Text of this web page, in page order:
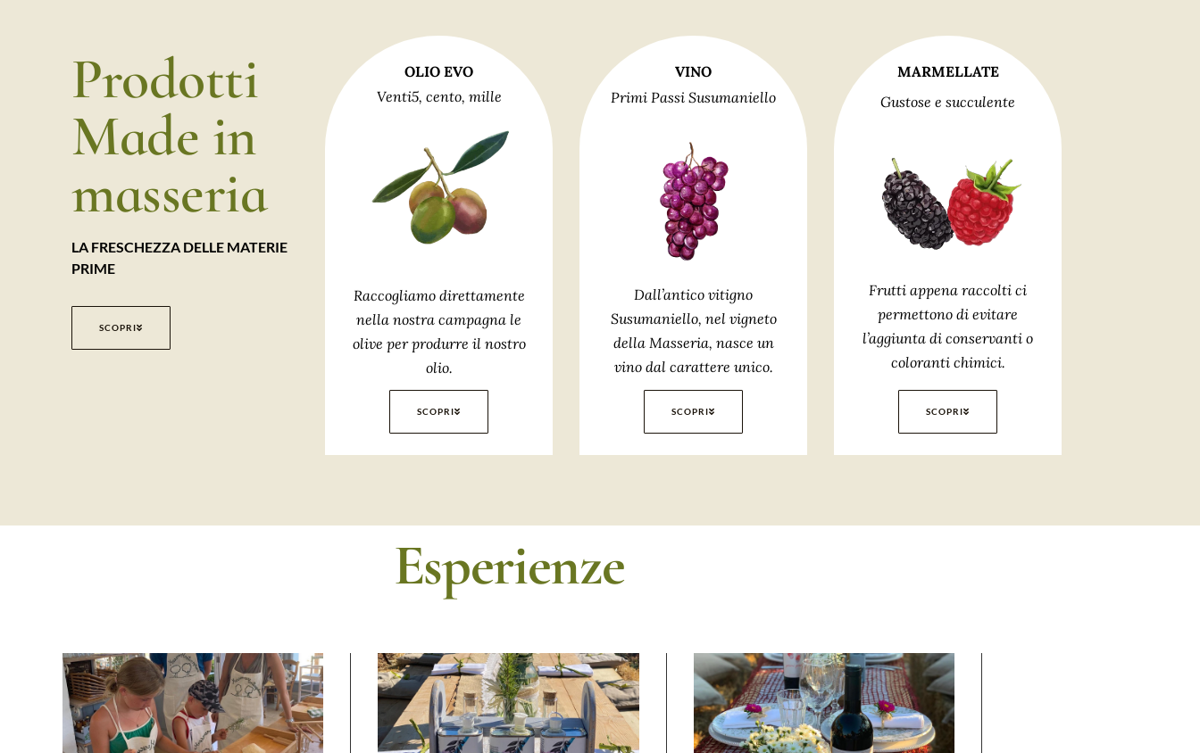
Prodotti
Made in
masseria
LA FRESCHEZZA DELLE MATERIE
PRIME
SCOPRI
OLIO EVO
Venti5, cento, mille
Raccogliamo direttamente
nella nostra campagna le
olive per produrre il nostro
olio.
SCOPRI
VINO
Primi Passi Susumaniello
Dall’antico vitigno
Susumaniello, nel vigneto
della Masseria, nasce un
vino dal carattere unico.
SCOPRI
MARMELLATE
Gustose e succulente
Frutti appena raccolti ci
permettono di evitare
l’aggiunta di conservanti o
coloranti chimici.
SCOPRI
Esperienze